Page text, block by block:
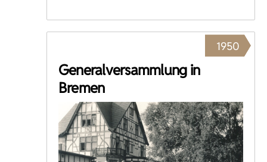
1950
Generalversammlung in
Bremen